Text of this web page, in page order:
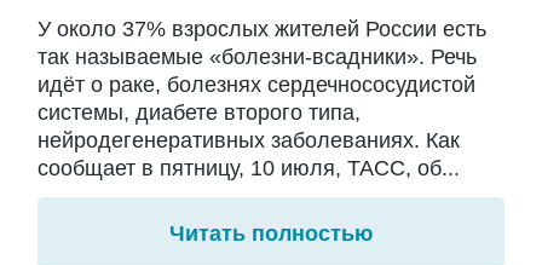
У около 37% взрослых жителей России есть
так называемые «болезни-всадники». Речь
идёт о раке, болезнях сердечнососудистой
системы, диабете второго типа,
нейродегенеративных заболеваниях. Как
сообщает в пятницу, 10 июля, ТАСС, об...
Читать полностью